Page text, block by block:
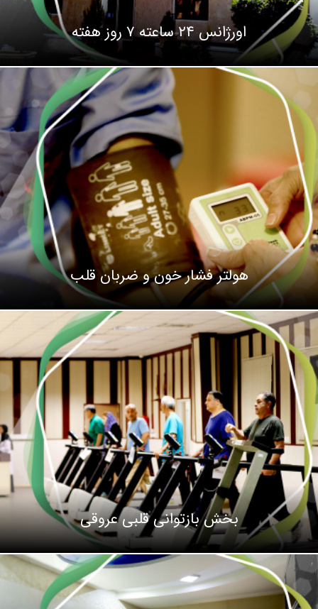
اورژانس ۲۴ ساعته ۷ روز هفته
هولتر فشار خون و ضربان قلب
بخش بازتوانی قلبی عروقی